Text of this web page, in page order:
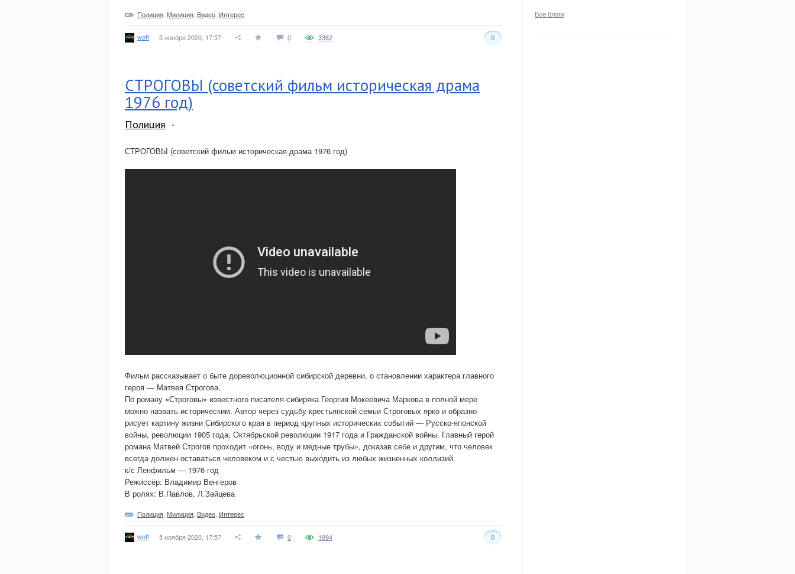
Все блоги
Полиция Милиция Видео Интерес
woff 5 ноября 2020, 17:57 0 0
3362
СТРОГОВЫ (советский фильм историческая драма
1976 год)
Полиция
СТРОГОВЫ (советский фильм историческая драма 1976 год)
Фильм рассказывает о быте дореволюционной сибирской деревни, о становлении характера главного
героя — Матвея Строгова.
По роману «Строговы» известного писателя-сибиряка Георгия Мокеевича Маркова в полной мере
можно назвать историческим. Автор через судьбу крестьянской семьи Строговых ярко и образно
рисует картину жизни Сибирского края в период крупных исторических событий — Русско-японской
войны, революции 1905 года, Октябрьской революции 1917 года и Гражданской войны. Главный герой
романа Матвей Строгов проходит «огонь, воду и медные трубы», доказав себе и другим, что человек
всегда должен оставаться человеком и с честью выходить из любых жизненных коллизий.
к/с Ленфильм — 1976 год
Режиссёр: Владимир Венгеров
В ролях: В.Павлов, Л.Зайцева
Полиция Милиция Видео Интерес
woff 5 ноября 2020, 17:57 0 0
1994